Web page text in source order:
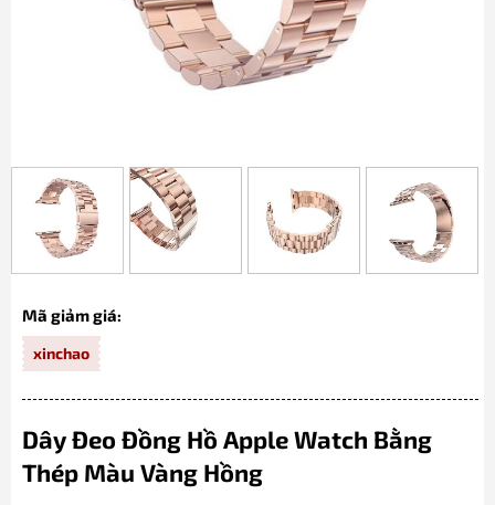
Mã giảm giá:
xinchao
Dây Đeo Đồng Hồ Apple Watch Bằng
Thép Màu Vàng Hồng